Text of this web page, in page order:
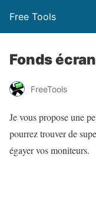
Free Tools
Fonds
FreeTools
Je vous propose une
pourrez trouver de
égayer vos moniteurs.